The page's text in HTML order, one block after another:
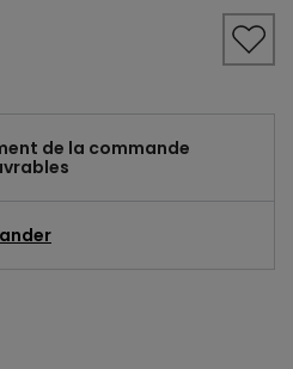
de la commande